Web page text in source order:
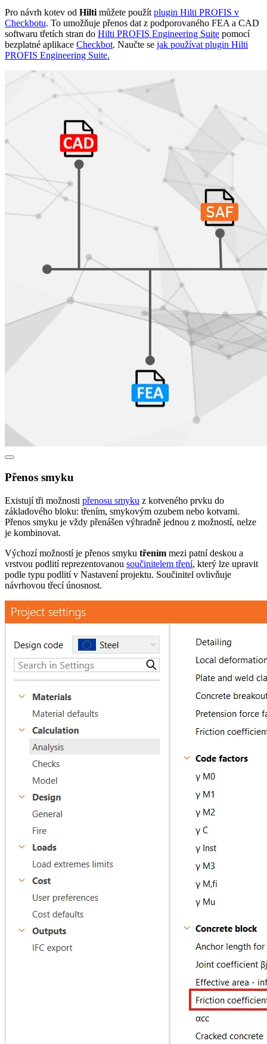
Pro návrh kotev od Hilti můžete použít plugin Hilti PROFIS v
Checkbotu. To umožňuje přenos dat z podporovaného FEA a CAD
softwaru třetích stran do Hilti PROFIS Engineering Suite pomocí
bezplatné aplikace Checkbot. Naučte se jak používat plugin Hilti
PROFIS Engineering Suite.
Přenos smyku
Existují tři možnosti přenosu smyku z kotveného prvku do
základového bloku: třením, smykovým ozubem nebo kotvami.
Přenos smyku je vždy přenášen výhradně jednou z možností, nelze
je kombinovat.
Výchozí možností je přenos smyku třením mezi patní deskou a
vrstvou podlití reprezentovanou součinitelem tření, který lze upravit
podle typu podlití v Nastavení projektu. Součinitel ovlivňuje
návrhovou třecí únosnost.